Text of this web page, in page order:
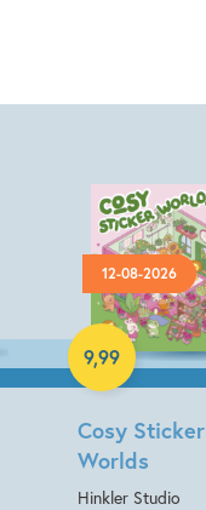
12-08-2026
Cosy Sticker
Worlds
Hinkler Studio
9,99
Paperback